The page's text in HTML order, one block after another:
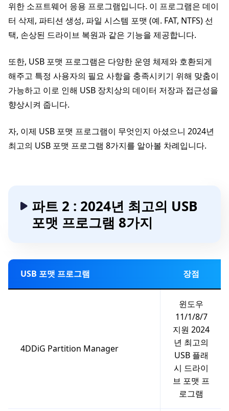
위한 소프트웨어 응용 프로그램입니다. 이 프로그램은 데이
터 삭제, 파티션 생성, 파일 시스템 포맷 (예. FAT, NTFS) 선
택, 손상된 드라이브 복원과 같은 기능을 제공합니다.
또한, USB 포맷 프로그램은 다양한 운영 체제와 호환되게
해주고 특정 사용자의 필요 사항을 충족시키기 위해 맞춤이
가능하고 이로 인해 USB 장치상의 데이터 저장과 접근성을
향상시켜 줍니다.
자, 이제 USB 포맷 프로그램이 무엇인지 아셨으니 2024년
최고의 USB 포맷 프로그램 8가지를 알아볼 차례입니다.
파트 2 : 2024년 최고의 USB
포맷 프로그램 8가지
USB 포맷 프로그램 장점
4DDiG Partition Manager
윈도우
11/1/8/7
지원 2024
년 최고의
USB 플래
시 드라이
브 포맷 프
로그램